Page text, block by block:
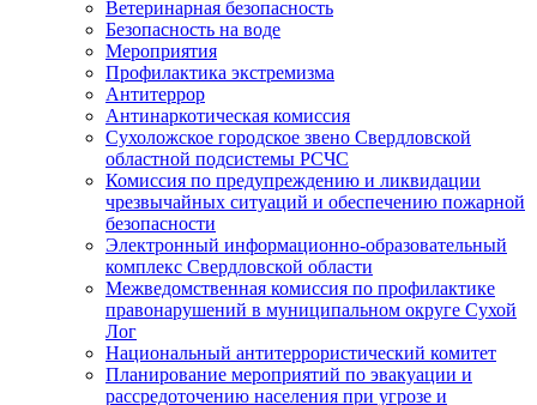
Ветеринарная безопасность
Безопасность на воде
Мероприятия
Профилактика экстремизма
Антитеррор
Антинаркотическая комиссия
Сухоложское городское звено Свердловской
областной подсистемы РСЧС
Комиссия по предупреждению и ликвидации
чрезвычайных ситуаций и обеспечению пожарной
безопасности
Электронный информационно-образовательный
комплекс Cвердловской области
Межведомственная комиссия по профилактике
правонарушений в муниципальном округе Сухой
Лог
Национальный антитеррористический комитет
Планирование мероприятий по эвакуации и
рассредоточению населения при угрозе и